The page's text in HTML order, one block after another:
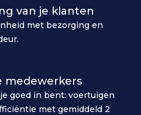
van je klanten
met bezorging en
medewerkers
goed in bent: voertuigen
met gemiddeld 2